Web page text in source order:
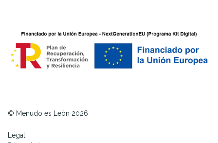
© Menudo es León 2026
Legal